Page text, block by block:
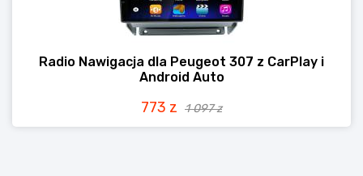
Radio Nawigacja dla Peugeot 307 z CarPlay i
Android Auto
773 z 1 097 z